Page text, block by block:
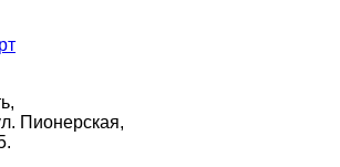
Пионерская,